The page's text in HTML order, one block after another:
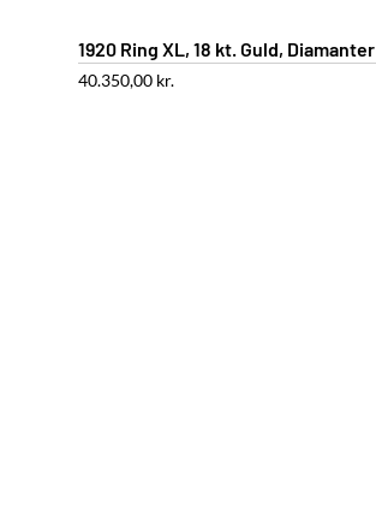
1920 Ring XL, 18 kt. Guld, Diamanter
40.350,00 kr.